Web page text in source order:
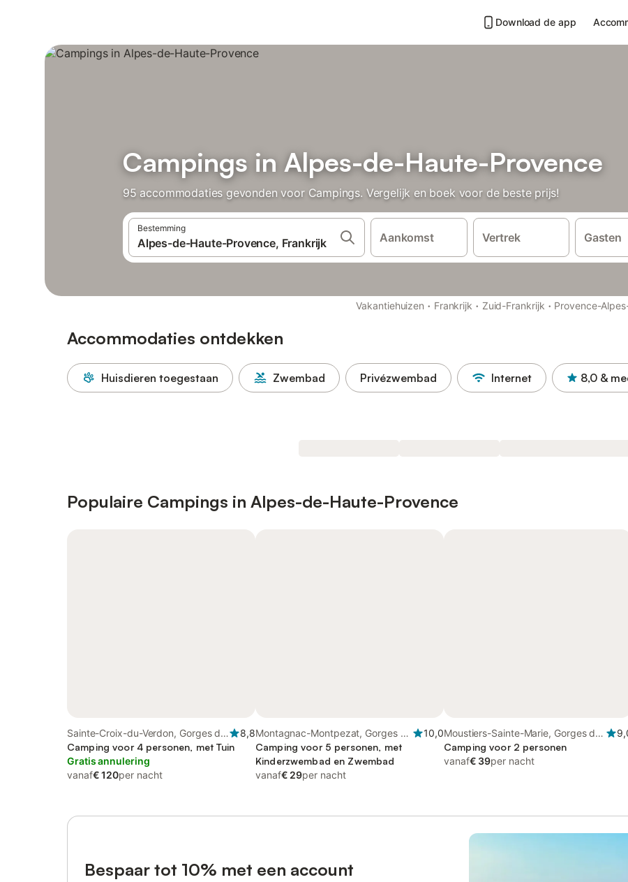
Download de app
Campings in Alpes-de-Haute-Provence
95 accommodaties gevonden voor Campings. Vergelijk en boek voor de beste prijs!
Bestemming
Aankomst Vertrek Gasten
Vakantiehuizen · Frankrijk · Zuid-Frankrijk · Provence-
Accommodaties ontdekken
Huisdieren toegestaan Zwembad Privézwembad Internet 8,0 &
Populaire Campings in Alpes-de-Haute-Provence
Sainte-Croix-du-Verdon, Gorges du
Verdon
8,8
Camping voor 4 personen, met Tuin
Gratis annulering
vanaf€ 120per nacht
Montagnac-Montpezat, Gorges du
Verdon
10,0
Camping voor 5 personen, met
Kinderzwembad en Zwembad
vanaf€ 29per nacht
Moustiers-Sainte-Marie, Gorges du
Verdon
Camping voor 2 personen
vanaf€ 39per nacht
Bespaar tot 10% met een account